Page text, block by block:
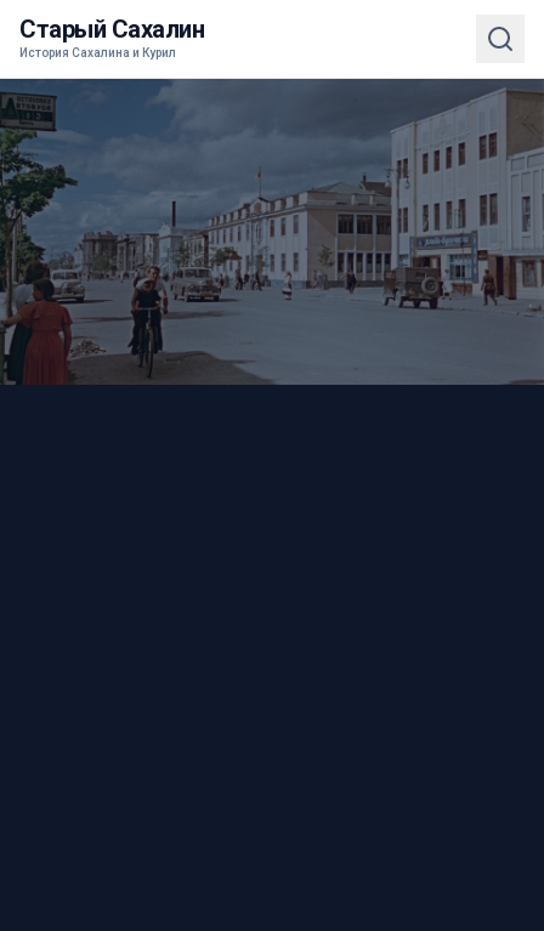
Старый Сахалин
История Сахалина и Курил